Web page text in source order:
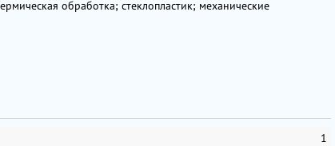
обработка; стеклопластик; механические
1